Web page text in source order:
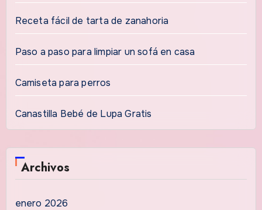
Receta fácil de tarta de zanahoria
Paso a paso para limpiar un sofá en casa
Camiseta para perros
Canastilla Bebé de Lupa Gratis
Archivos
enero 2026